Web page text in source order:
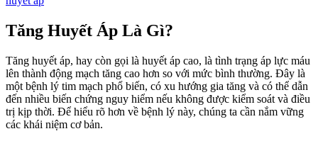
Tăng Huyết Áp Là Gì?
Tăng huyết áp, hay còn gọi là huyết áp cao, là tình trạng áp lực máu
lên thành động mạch tăng cao hơn so với mức bình thường. Đây là
một bệnh lý tim mạch phổ biến, có xu hướng gia tăng và có thể dẫn
đến nhiều biến chứng nguy hiểm nếu không được kiểm soát và điều
trị kịp thời. Để hiểu rõ hơn về bệnh lý này, chúng ta cần nắm vững
các khái niệm cơ bản.